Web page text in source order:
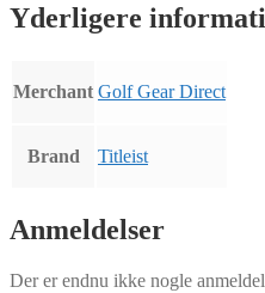
Yderligere
Merchant Golf Gear Direct
Brand Titleist
Anmeldelser
Der er endnu ikke nogle